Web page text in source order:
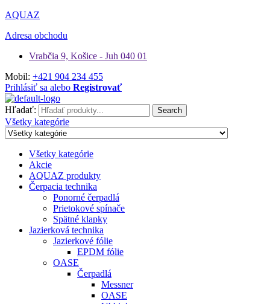
AQUAZ
Adresa obchodu
Vrabčia 9, Košice - Juh 040 01
Mobil: +421 904 234 455
Prihlásiť sa alebo Registrovať
Hľadať: Search
Všetky kategórie
Všetky kategórie
Akcie
AQUAZ produkty
Čerpacia technika
Ponorné čerpadlá
Prietokové spínače
Spätné klapky
Jazierková technika
Jazierkové fólie
EPDM fólie
OASE
Čerpadlá
Messner
OASE